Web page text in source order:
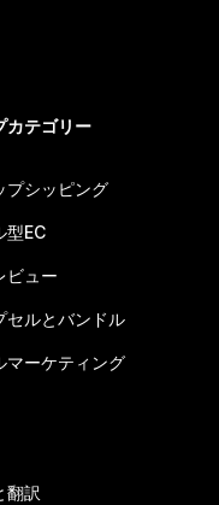
カテゴリー
プシッピング
型EC
ビュー
セルとバンドル
マーケティング
翻訳